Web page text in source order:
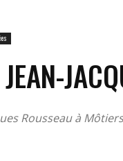
Rousseau à